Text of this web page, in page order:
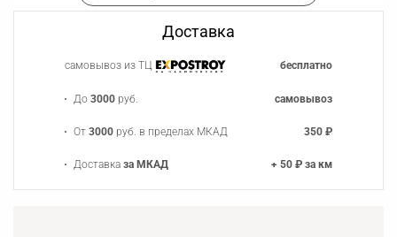
Доставка
самовывоз из ТЦ бесплатно
До3000 руб. самовывоз
От3000 руб. в пределах МКАД 350 ₽
Доставказа МКАД + 50 ₽ за км